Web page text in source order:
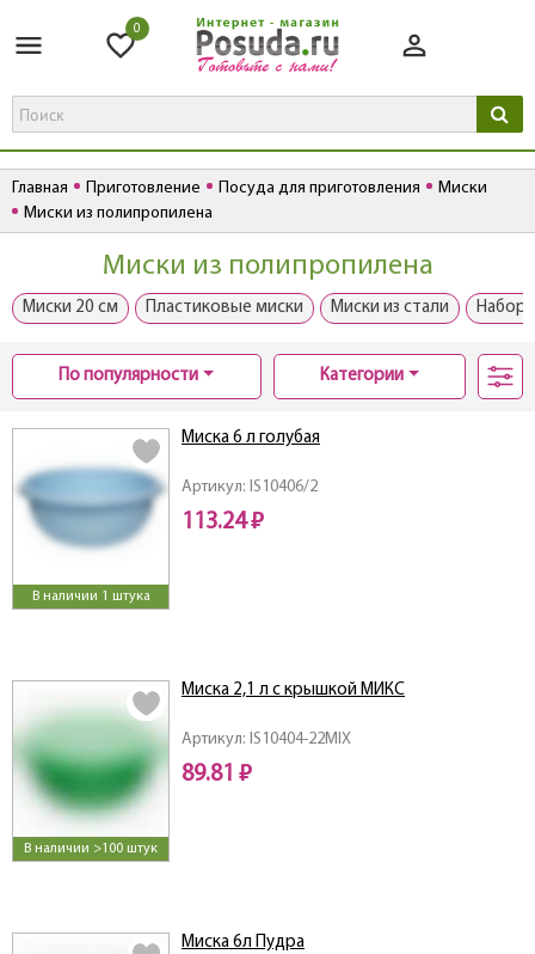
0
Главная Приготовление Посуда для приготовления
Миски
Миски из полипропилена
Миски из полипропилена
Миски 20 см Пластиковые миски Миски из стали Набор
По популярности Категории
В наличии 1 штука
Артикул: IS10406/2
Миска 6 л голубая
113.24 ₽
В наличии >100 штук
Артикул: IS10404-22MIX
Миска 2,1 л с крышкой МИКС
89.81 ₽
Миска 6л Пудра